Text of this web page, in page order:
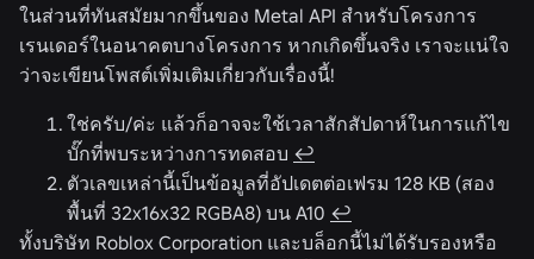
ในส่วนที่ทันสมัยมากขึ้นของ Metal API สำหรับโครงการ
เรนเดอร์ในอนาคตบางโครงการ หากเกิดขึ้นจริง เราจะแน่ใจ
ว่าจะเขียนโพสต์เพิ่มเติมเกี่ยวกับเรื่องนี้!
ใช่ครับ/ค่ะ แล้วก็อาจจะใช้เวลาสักสัปดาห์ในการแก้ไข
บั๊กที่พบระหว่างการทดสอบ ↩
ตัวเลขเหล่านี้เป็นข้อมูลที่อัปเดตต่อเฟรม 128 KB (สอง
พื้นที่ 32x16x32 RGBA8) บน A10 ↩
ทั้งบริษัท Roblox Corporation และบล็อกนี้ไม่ได้รับรองหรือ